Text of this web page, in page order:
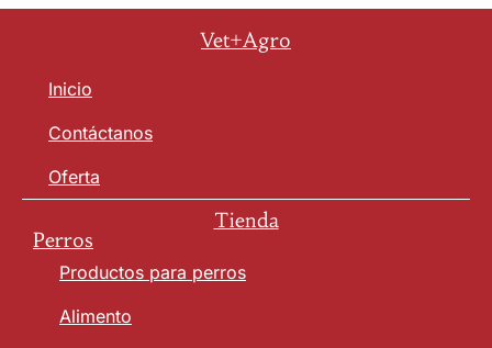
Vet+Agro
Inicio
Contáctanos
Oferta
Tienda
Perros
Productos para perros
Alimento